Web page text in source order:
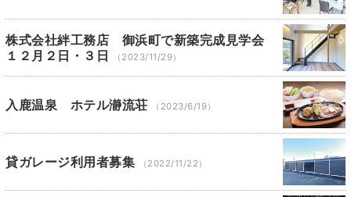
株式会社絆工務店 御浜町で新築完成見学会
１２月２日・３日
（2023/11/29）
入鹿温泉 ホテル瀞流荘 （2023/6/19）
貸ガレージ利用者募集 （2022/11/22）